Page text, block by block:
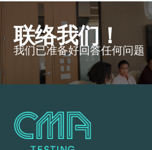
联络我们！
我们已准备好回答任何问题